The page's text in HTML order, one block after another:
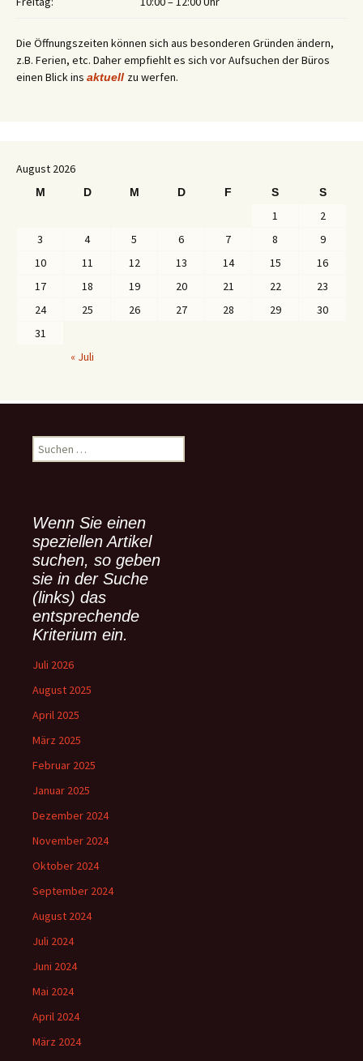
Die Öffnungszeiten können sich aus besonderen Gründen ändern,
z.B. Ferien, etc. Daher empfiehlt es sich vor Aufsuchen der Büros
einen Blick ins aktuell zu werfen.
August 2026
M D M D F S S
1
2
3
4 5 6 7 8
9
10
11 12 13 14 15
16
17
18 19 20 21 22
23
24
25 26 27 28 29
30
31
« Juli
u
n
n
a
c
h
:
Wenn Sie einen
speziellen Artikel
suchen, so geben
sie in der Suche
(links) das
entsprechende
Kriterium ein.
Juli 2026
August 2025
April 2025
März 2025
Februar 2025
Januar 2025
Dezember 2024
November 2024
Oktober 2024
September 2024
August 2024
Juli 2024
Juni 2024
Mai 2024
April 2024
März 2024